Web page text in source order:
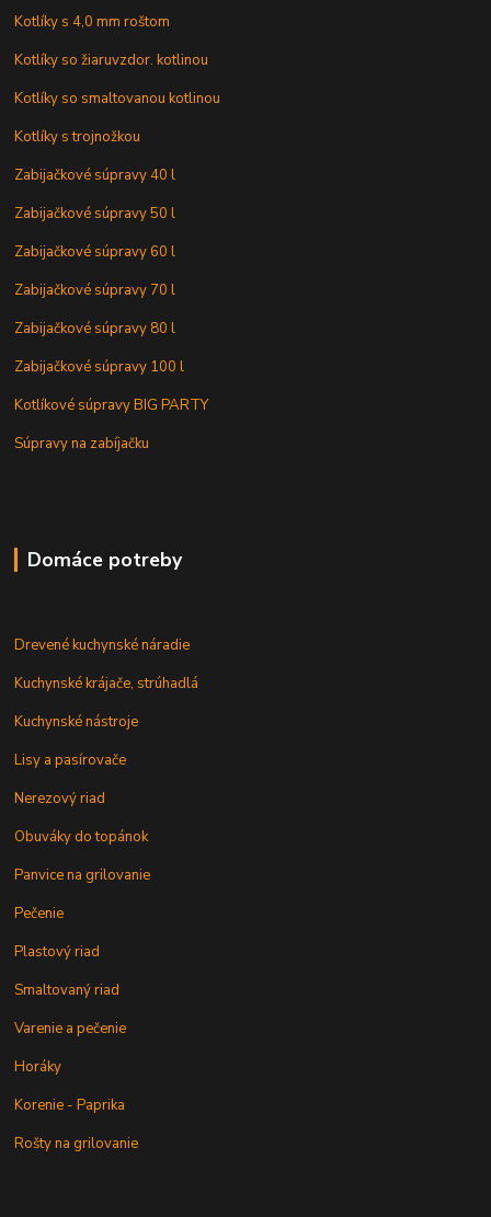
Kotlíky s 4,0 mm roštom
Kotlíky so žiaruvzdor. kotlinou
Kotlíky so smaltovanou kotlinou
Kotlíky s trojnožkou
Zabijačkové súpravy 40 l
Zabijačkové súpravy 50 l
Zabijačkové súpravy 60 l
Zabijačkové súpravy 70 l
Zabijačkové súpravy 80 l
Zabijačkové súpravy 100 l
Kotlíkové súpravy BIG PARTY
Súpravy na zabíjačku
Domáce potreby
Drevené kuchynské náradie
Kuchynské krájače, strúhadlá
Kuchynské nástroje
Lisy a pasírovače
Nerezový riad
Obuváky do topánok
Panvice na grilovanie
Pečenie
Plastový riad
Smaltovaný riad
Varenie a pečenie
Horáky
Korenie - Paprika
Rošty na grilovanie